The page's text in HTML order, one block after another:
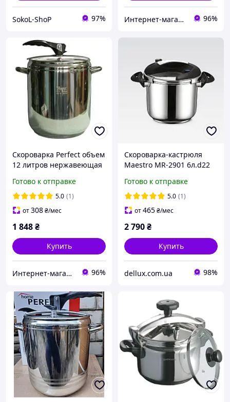
SokoL-ShoP 97% Интернет-магазин электро-бытовых товаров "Восторг" 96%
Скороварка Perfect объем
12 литров нержавеющая
Готово к отправке
5.0 (1)
от308₴/мес
1 848₴
Купить
Интернет-магазин электро-бытовых товаров "Восторг" 96%
Скороварка-кастрюля
Maestro MR-2901 6л.d22
Готово к отправке
5.0 (1)
от465₴/мес
2 790₴
Купить
dellux.com.ua 98%